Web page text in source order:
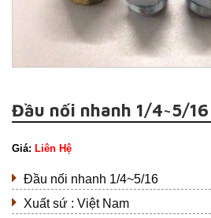
Đầu nối nhanh 1/4~5/16
Giá: Liên Hệ
Đầu nối nhanh 1/4~5/16
Xuất sứ : Việt Nam